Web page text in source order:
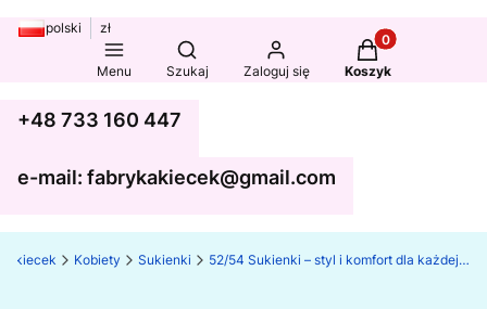
polski zł
Menu
Otwórz wyszukiwarkę
Szukaj Zaloguj się
Produkty w
Koszyk
+48 733 160 447
e-mail: fabrykakiecek@gmail.com
kiecek Kobiety Sukienki 52/54 Sukienki – styl i komfort dla każdej sylwetki